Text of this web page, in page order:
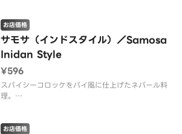
【お店PR】
有名店の料理がご家庭で食べられます。
三ツ星シェフが作るカレーは絶品ですのでご堪能下
さい。
サモサ（インドスタイル）／Samosa
Inidan Style
お店価格
¥596
スパイシーコロッケをパイ風に仕上げたネパール料
理。
お店価格